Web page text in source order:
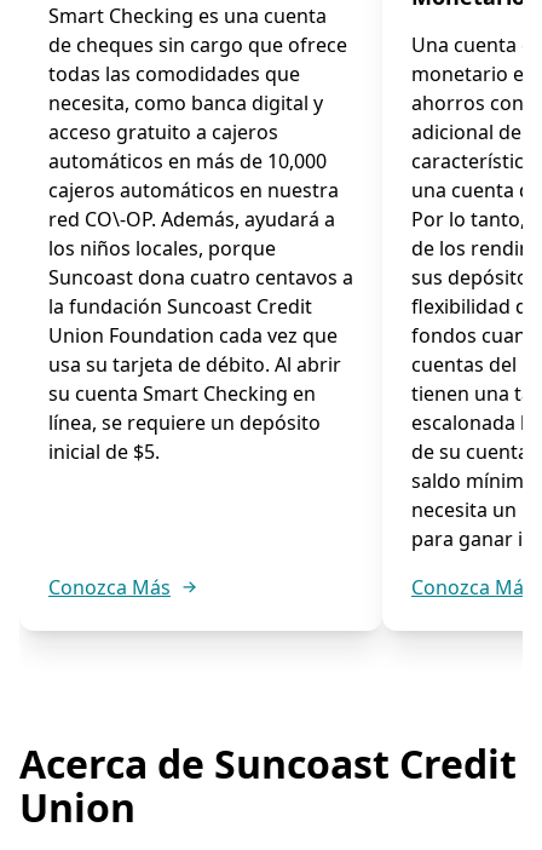
Smart Checking es una cuenta
de cheques sin cargo que ofrece
todas las comodidades que
necesita, como banca digital y
acceso gratuito a cajeros
automáticos en más de 10,000
cajeros automáticos en nuestra
red CO\-OP. Además, ayudará a
los niños locales, porque
Suncoast dona cuatro centavos a
la fundación Suncoast Credit
Union Foundation cada vez que
usa su tarjeta de débito. Al abrir
su cuenta Smart Checking en
línea, se requiere un depósito
inicial de $5.
Conozca Más
Una cuenta
monetario es
ahorros con
adicional de
una cuenta
Por lo tanto,
de los
sus
flexibilidad
fondos
cuentas del
tienen una
escalonada
de su cuenta.
saldo
necesita un
para ganar
Conozca Más
Acerca de Suncoast Credit
Union